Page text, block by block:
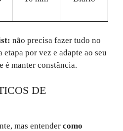
não precisa fazer tudo no
por vez e adapte ao seu
é manter constância.
DE
mas entender como